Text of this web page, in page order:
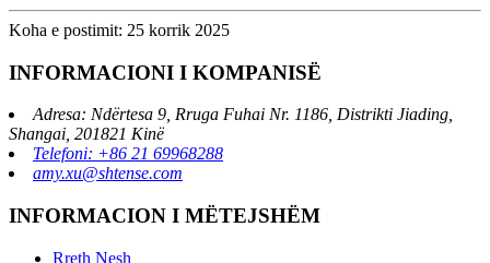
Koha e postimit: 25 korrik 2025
INFORMACIONI I KOMPANISË
Adresa: Ndërtesa 9, Rruga Fuhai Nr. 1186, Distrikti Jiading,
Shangai, 201821 Kinë
Telefoni: +86 21 69968288
amy.xu@shtense.com
INFORMACION I MËTEJSHËM
Rreth Nesh